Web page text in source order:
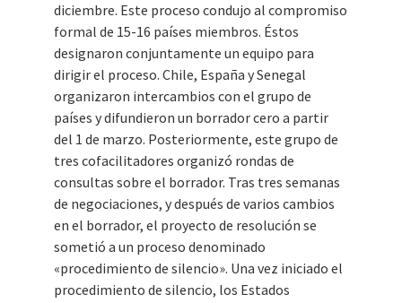
diciembre. Este proceso condujo al compromiso
formal de 15-16 países miembros. Éstos
designaron conjuntamente un equipo para
dirigir el proceso. Chile, España y Senegal
organizaron intercambios con el grupo de
países y difundieron un borrador cero a partir
del 1 de marzo. Posteriormente, este grupo de
tres cofacilitadores organizó rondas de
consultas sobre el borrador. Tras tres semanas
de negociaciones, y después de varios cambios
en el borrador, el proyecto de resolución se
sometió a un proceso denominado
«procedimiento de silencio». Una vez iniciado el
procedimiento de silencio, los Estados